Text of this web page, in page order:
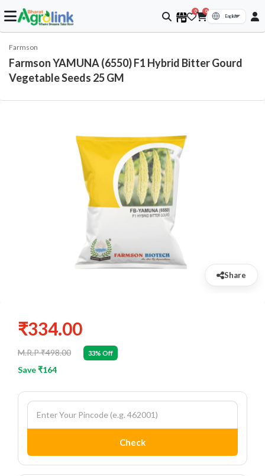
0 0
Farmson
Farmson YAMUNA (6550) F1 Hybrid Bitter Gourd
Vegetable Seeds 25 GM
Share
₹334.00
M.R.P ₹498.00 33% Off
Save ₹164
Check